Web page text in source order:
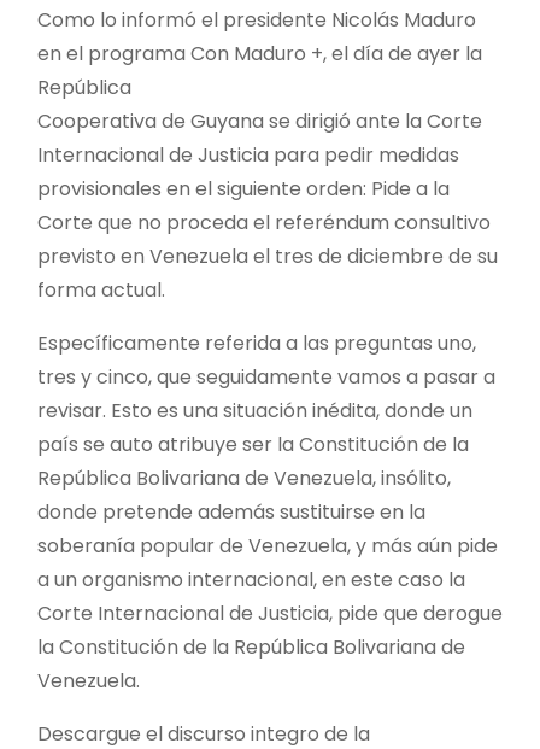
Como lo informó el presidente Nicolás Maduro
en el programa Con Maduro +, el día de ayer la
República
Cooperativa de Guyana se dirigió ante la Corte
Internacional de Justicia para pedir medidas
provisionales en el siguiente orden: Pide a la
Corte que no proceda el referéndum consultivo
previsto en Venezuela el tres de diciembre de su
forma actual.
Específicamente referida a las preguntas uno,
tres y cinco, que seguidamente vamos a pasar a
revisar. Esto es una situación inédita, donde un
país se auto atribuye ser la Constitución de la
República Bolivariana de Venezuela, insólito,
donde pretende además sustituirse en la
soberanía popular de Venezuela, y más aún pide
a un organismo internacional, en este caso la
Corte Internacional de Justicia, pide que derogue
la Constitución de la República Bolivariana de
Venezuela.
Descargue el discurso integro de la